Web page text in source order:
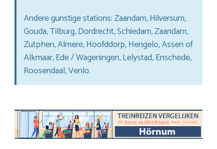
Andere gunstige stations: Zaandam, Hilversum,
Gouda, Tilburg, Dordrecht, Schiedam, Zaandam,
Zutphen, Almere, Hoofddorp, Hengelo, Assen of
Alkmaar, Ede / Wageningen, Lelystad, Enschede,
Roosendaal, Venlo.